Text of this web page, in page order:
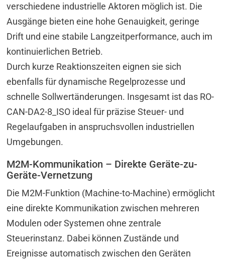
verschiedene industrielle Aktoren möglich ist. Die
Ausgänge bieten eine hohe Genauigkeit, geringe
Drift und eine stabile Langzeitperformance, auch im
kontinuierlichen Betrieb.
Durch kurze Reaktionszeiten eignen sie sich
ebenfalls für dynamische Regelprozesse und
schnelle Sollwertänderungen. Insgesamt ist das RO-
CAN-DA2-8_ISO ideal für präzise Steuer- und
Regelaufgaben in anspruchsvollen industriellen
Umgebungen.
M2M-Kommunikation – Direkte Geräte-zu-
Geräte-Vernetzung
Die M2M-Funktion (Machine-to-Machine) ermöglicht
eine direkte Kommunikation zwischen mehreren
Modulen oder Systemen ohne zentrale
Steuerinstanz. Dabei können Zustände und
Ereignisse automatisch zwischen den Geräten